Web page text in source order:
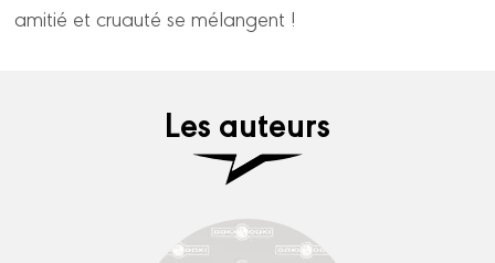
amitié et cruauté se mélangent !
Les auteurs